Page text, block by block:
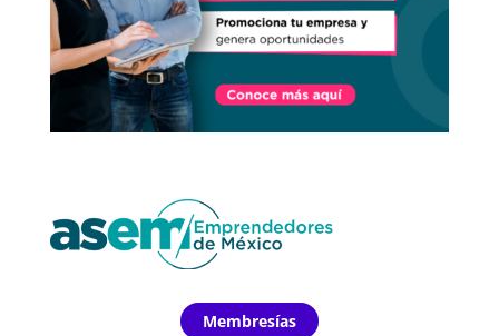
Membresías